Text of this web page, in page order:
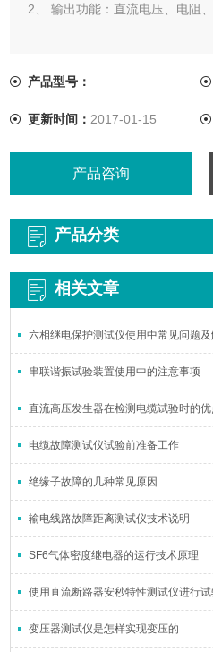
2、 输出功能：直流电压、电阻
产品型号：
更新时间： 2017-01-15
产品咨询
产品分类
相关文章
六相继电保护测试仪使用中常见问题
串联谐振试验装置使用中的注意事项
直流高压发生器在检测电缆试验时的优
电缆故障测试仪试验前准备工作
绝缘子故障的几种常见原因
输电线路故障距离测试仪技术说明
SF6气体密度继电器的运行技术原理
使用直流断路器安秒特性测试仪进行
变压器测试仪是怎样实现变压的